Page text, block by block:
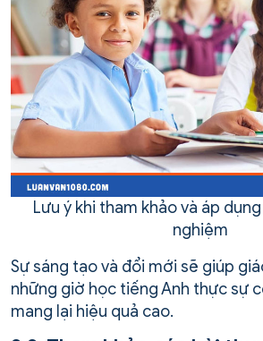
Lưu ý khi tham khảo và áp
nghiệm
Sự sáng tạo và đổi mới sẽ giúp
những giờ học tiếng Anh thực sự
mang lại hiệu quả cao.